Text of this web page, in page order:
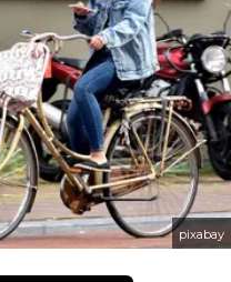
pixabay